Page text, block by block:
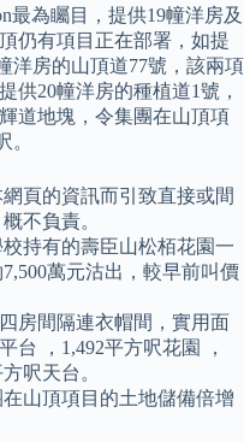
最為矚目，提供19幢洋房及
仍有項目正在部署，如提
洋房的山頂道77號，該兩項
供20幢洋房的種植道1號，
道地塊，令集團在山頂項
。
頁的資訊而引致直接或間
不負責。
持有的壽臣山松栢花園一
萬元沽出，較早前叫價
房間隔連衣帽間，實用面
台 ，1,492平方呎花園 ，
呎天台。
山頂項目的土地儲備倍增